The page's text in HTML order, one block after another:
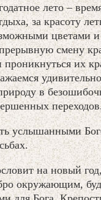
лето –
за красоту
цветами и
смену
их
в
услышанными
на новый
окружающим,